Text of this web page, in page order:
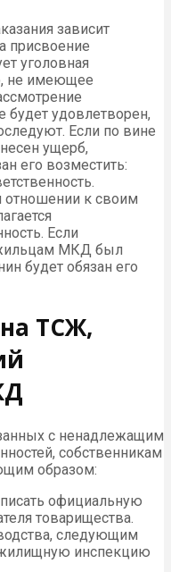
зависит
присвоение
уголовная
не имеющее
будет удовлетворен,
Если по вине
ущерб,
его возместить:
отношении к своим
Если
жильцам МКД был
будет обязан его
ТСЖ,
с ненадлежащим
собственникам
образом:
официальную
товарищества.
следующим
инспекцию